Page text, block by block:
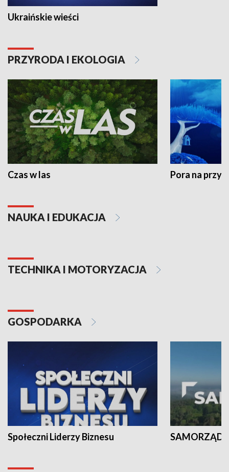
Ukraińskie wieści
PRZYRODA I EKOLOGIA
Czas w las Pora na
NAUKA I EDUKACJA
TECHNIKA I MOTORYZACJA
GOSPODARKA
Społeczni Liderzy Biznesu SAMORZĄD